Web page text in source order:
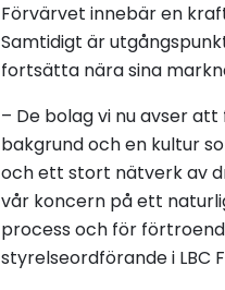
Förvärvet innebär en
Samtidigt är
fortsätta nära sina
– De bolag vi nu avser
bakgrund och en kultur
och ett stort nätverk av
vår koncern på ett
process och för
styrelseordförande i LBC